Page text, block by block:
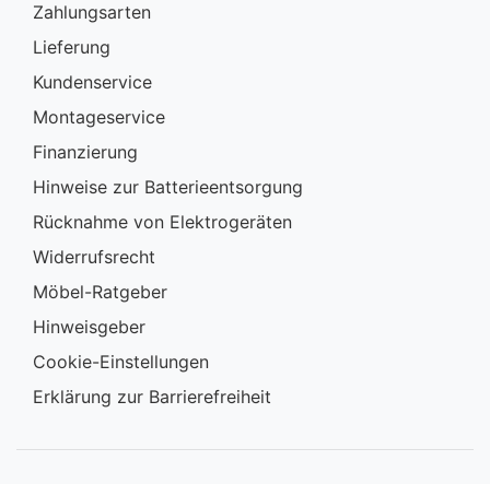
Zahlungsarten
Lieferung
Kundenservice
Montageservice
Finanzierung
Hinweise zur Batterieentsorgung
Rücknahme von Elektrogeräten
Widerrufsrecht
Möbel-Ratgeber
Hinweisgeber
Cookie-Einstellungen
Erklärung zur Barrierefreiheit